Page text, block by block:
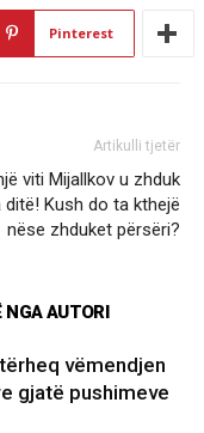
Pinterest
Artikulli tjetër
viti Mijallkov u zhduk
ditë! Kush do ta kthejë
nëse zhduket përsëri?
NGA AUTORI
vëmendjen
gjatë pushimeve